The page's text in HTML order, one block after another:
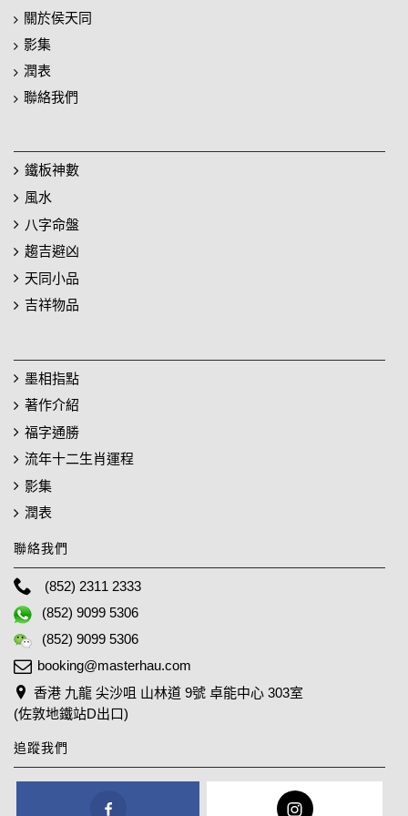
關於侯天同
影集
潤表
聯絡我們
鐵板神數
風水
八字命盤
趨吉避凶
天同小品
吉祥物品
墨相指點
著作介紹
福字通勝
流年十二生肖運程
影集
潤表
聯絡我們
(852) 2311 2333
(852) 9099 5306
(852) 9099 5306
booking@masterhau.com
香港 九龍 尖沙咀 山林道 9號 卓能中心 303室
(佐敦地鐵站D出口)
追蹤我們